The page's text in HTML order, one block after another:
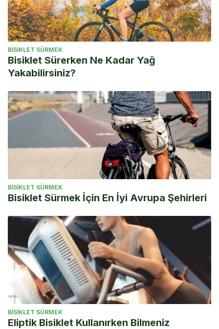
BISIKLET SÜRMEK
Bisiklet Sürerken Ne Kadar Yağ
Yakabilirsiniz?
BISIKLET SÜRMEK
Bisiklet Sürmek İçin En İyi Avrupa Şehirleri
BISIKLET SÜRMEK
Eliptik Bisiklet Kullanırken Bilmeniz